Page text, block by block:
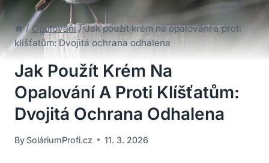
/ Opalování / Jak použít krém na opalování a proti
klíšťatům: Dvojitá ochrana odhalena
Jak Použít Krém Na
Opalování A Proti Klíšťatům:
Dvojitá Ochrana Odhalena
By SoláriumProfi.cz 11. 3. 2026